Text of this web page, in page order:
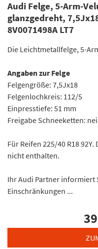
Audi Felge, 5-Arm-
glanzgedreht,
8V0071498A LT7
Die Leichtmetallfelge, 5-
Angaben zur Felge
Felgengröße: 7,5Jx18
Felgenlochkreis: 112/5
Einpresstiefe: 51 mm
Freigabe Schneeketten:
Für Reifen 225/40 R18
nicht enthalten.
Ihr Audi Partner informiert
Einschränkungen ...